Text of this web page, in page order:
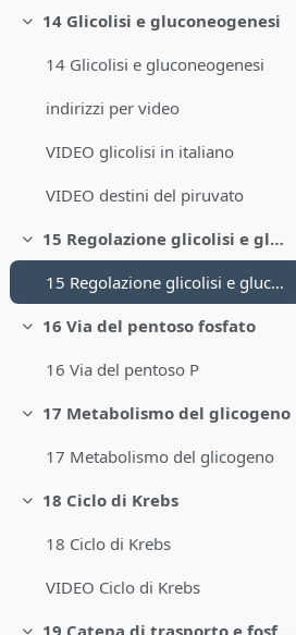
Minimizza
14 Glicolisi e gluconeogenesi
14 Glicolisi e gluconeogenesi
indirizzi per video
VIDEO glicolisi in italiano
VIDEO destini del piruvato
Minimizza
15 Regolazione glicolisi e gluconeogenesi
15 Regolazione glicolisi e gluconeogenesi
Minimizza
16 Via del pentoso fosfato
16 Via del pentoso P
Minimizza
17 Metabolismo del glicogeno
17 Metabolismo del glicogeno
Minimizza
18 Ciclo di Krebs
18 Ciclo di Krebs
VIDEO Ciclo di Krebs